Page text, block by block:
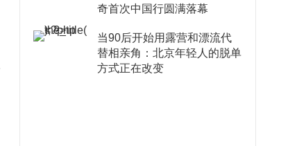
奇首次中国行圆满落幕
当90后开始用露营和漂流代
替相亲角：北京年轻人的脱单
方式正在改变